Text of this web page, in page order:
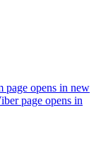
page opens in new
page opens in